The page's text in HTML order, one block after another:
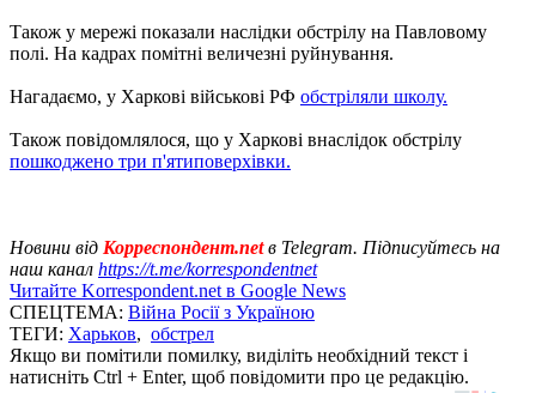
Також у мережі показали наслідки обстрілу на Павловому
полі. На кадрах помітні величезні руйнування.
Нагадаємо, у Харкові військові РФ обстріляли школу.
Також повідомлялося, що у Харкові внаслідок обстрілу
пошкоджено три п'ятиповерхівки.
Новини від Корреспондент.netв Telegram. Підписуйтесь на
наш канал https://t.me/korrespondentnet
Читайте Korrespondent.net в Google News
СПЕЦТЕМА: Війна Росії з Україною
ТЕГИ: Харьков, обстрел
Якщо ви помітили помилку, виділіть необхідний текст і
натисніть Ctrl + Enter, щоб повідомити про це редакцію.